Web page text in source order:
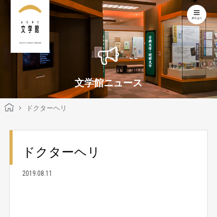
KOCHI LITERARY MUSEUM
文学館ニュース
ドクターヘリ
ドクターヘリ
2019.08.11